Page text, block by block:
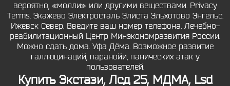
вероятно, «молли» или другими веществами. Privacy
Terms. Экажево Электросталь Элиста Эльхотово Энгельс.
Ижевск Север. Введите ваш номер телефона. Лечебно-
реабилитационный Центр Минэкономразвития России.
Можно сдать дома. Уфа Дёма. Возможное развитие
галлюцинаций, паранойи, панических атак у
пользователей.
Купить Экстази, Лсд 25, МДМА, Lsd